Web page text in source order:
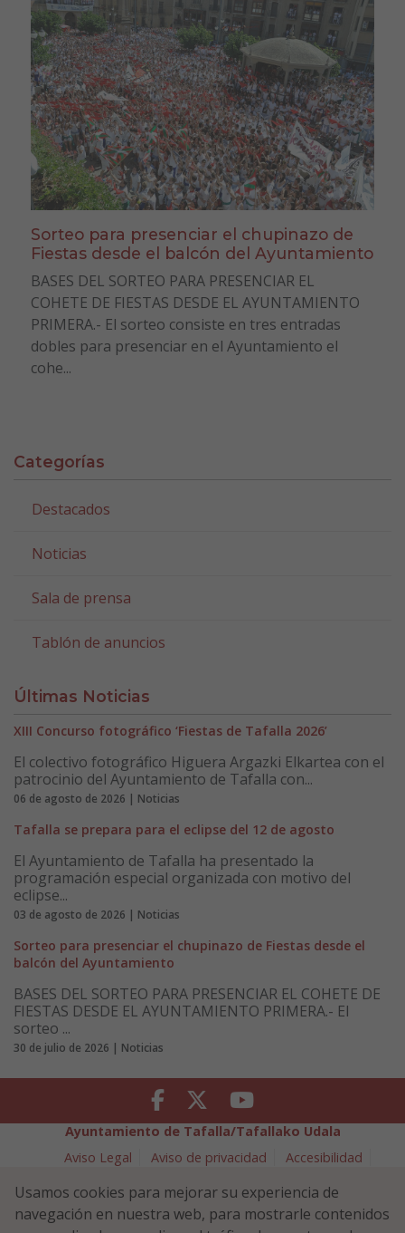
Sorteo para presenciar el chupinazo de
Fiestas desde el balcón del Ayuntamiento
BASES DEL SORTEO PARA PRESENCIAR EL
COHETE DE FIESTAS DESDE EL AYUNTAMIENTO
PRIMERA.- El sorteo consiste en tres entradas
dobles para presenciar en el Ayuntamiento el
cohe...
Categorías
Destacados
Noticias
Sala de prensa
Tablón de anuncios
Últimas Noticias
XIII Concurso fotográfico ‘Fiestas de Tafalla 2026’
El colectivo fotográfico Higuera Argazki Elkartea con el
patrocinio del Ayuntamiento de Tafalla con...
06 de agosto de 2026 | Noticias
Tafalla se prepara para el eclipse del 12 de agosto
El Ayuntamiento de Tafalla ha presentado la
programación especial organizada con motivo del
eclipse...
03 de agosto de 2026 | Noticias
Sorteo para presenciar el chupinazo de Fiestas desde el
balcón del Ayuntamiento
BASES DEL SORTEO PARA PRESENCIAR EL COHETE DE
FIESTAS DESDE EL AYUNTAMIENTO PRIMERA.- El
sorteo ...
30 de julio de 2026 | Noticias
Facebook Twitter Youtube
Ayuntamiento de Tafalla/Tafallako Udala
Aviso Legal
Aviso de privacidad
Accesibilidad
Política de Seguridad de la Información
Plaza Navarra 5 - 31300 Tafalla (NAVARRA)
948 70 18 11
Usamos cookies para mejorar su experiencia de
navegación en nuestra web, para mostrarle contenidos